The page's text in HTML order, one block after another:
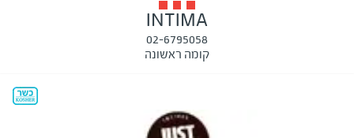
INTIMA
02-6795058
קומה ראשונה